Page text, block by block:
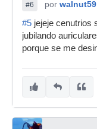
#6 por walnut59
#5 jejeje cenutrios
jubilando
porque se me